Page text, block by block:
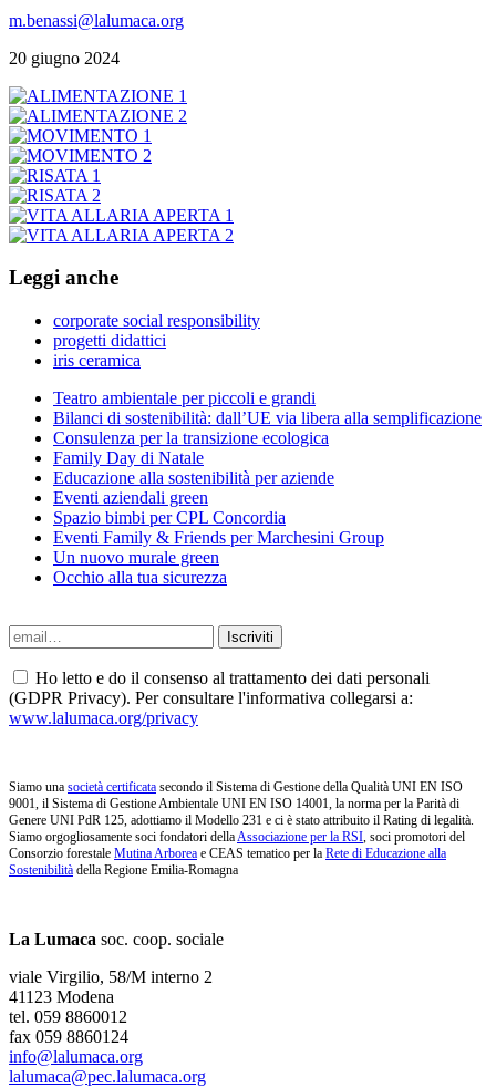
m.benassi@lalumaca.org
20 giugno 2024
Leggi anche
corporate social responsibility
progetti didattici
iris ceramica
Teatro ambientale per piccoli e grandi
Bilanci di sostenibilità: dall’UE via libera alla semplificazione
Consulenza per la transizione ecologica
Family Day di Natale
Educazione alla sostenibilità per aziende
Eventi aziendali green
Spazio bimbi per CPL Concordia
Eventi Family & Friends per Marchesini Group
Un nuovo murale green
Occhio alla tua sicurezza
Ho letto e do il consenso al trattamento dei dati personali
(GDPR Privacy). Per consultare l'informativa collegarsi a:
www.lalumaca.org/privacy
Siamo una società certificata secondo il Sistema di Gestione della Qualità UNI EN ISO
9001, il Sistema di Gestione Ambientale UNI EN ISO 14001, la norma per la Parità di
Genere UNI PdR 125, adottiamo il Modello 231 e ci è stato attribuito il Rating di legalità.
Siamo orgogliosamente soci fondatori dellaAssociazione per la RSI, soci promotori del
Consorzio forestale Mutina Arborea e CEAS tematico per la Rete di Educazione alla
Sostenibilità della Regione Emilia-Romagna
La Lumaca soc. coop. sociale
viale Virgilio, 58/M interno 2
41123 Modena
tel. 059 8860012
fax 059 8860124
info@lalumaca.org
lalumaca@pec.lalumaca.org